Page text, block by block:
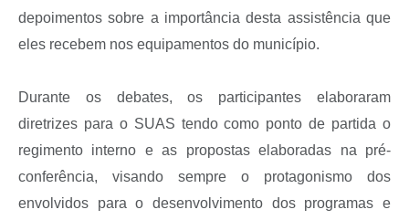
depoimentos sobre a importância desta assistência que
eles recebem nos equipamentos do município.
Durante os debates, os participantes elaboraram
diretrizes para o SUAS tendo como ponto de partida o
regimento interno e as propostas elaboradas na pré-
conferência, visando sempre o protagonismo dos
envolvidos para o desenvolvimento dos programas e